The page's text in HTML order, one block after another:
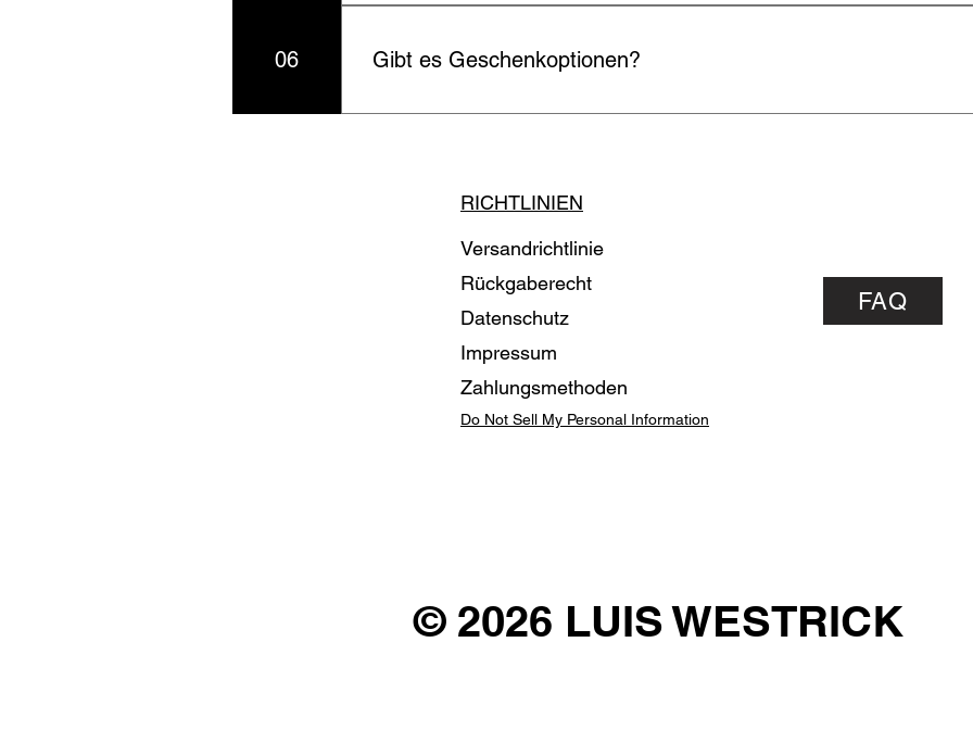
Ja, internationaler Versand möglich. Zusätzliche Gebühren und längere
06 Gibt es Geschenkoptionen?
Keine Geschenkverpackung. Personalisierte Nachricht im Bestellprozess
RICHTLINIEN
Versandrichtlinie
Rückgaberecht
Datenschutz
Impressum
Zahlungsmethoden
FAQ
Do Not Sell My Personal Information
© 2026 LUIS WESTRICK